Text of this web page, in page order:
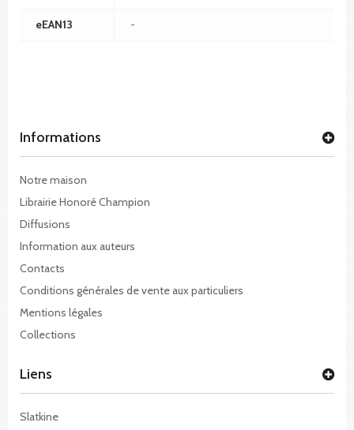
eEAN13 -
Informations
Notre maison
Librairie Honoré Champion
Diffusions
Information aux auteurs
Contacts
Conditions générales de vente aux particuliers
Mentions légales
Collections
Liens
Slatkine